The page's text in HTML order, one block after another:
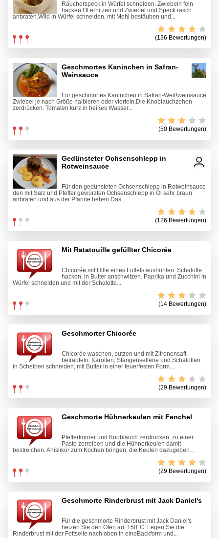
Räucherspeck in Würfel schneiden. Zwiebeln fein
hacken.Öl erhitzen und Zwiebel und Speck rasch
anbraten.Wild in Würfel schneiden, mit Mehl bestäuben und...
(136 Bewertungen)
Geschmortes Kaninchen in Safran-
Weinsauce
Für geschmortes Kaninchen in Safran-Weißweinsauce
Zwiebel je nach Größe halbieren oder vierteln.Die Knoblauchzehen
zerdrücken. Tomaten kurz in heißes Wasser...
(50 Bewertungen)
Gedünsteter Ochsenschlepp in
Rotweinsauce
Für den gedünsteten Ochsenschlepp in Rotweinsauce
den mit Salz und Pfeffer gewürzten Ochsenschlepp in Öl sehr braun
anbraten und aus der Pfanne heben.Das...
(126 Bewertungen)
Mit Ratatouille gefüllter Chicorée
Chicorée mit Hilfe eines Löffels aushöhlen. Schalotte
hacken, in Butter anschwitzen. Paprika und Zucchini in
Würfel schneiden und mit der Schalotte...
(14 Bewertungen)
Geschmorter Chicorée
Chicorée waschen, putzen und mit Zitronensaft
beträufeln. Karotten, Stangensellerie und Schalotten
in Scheiben schneiden, mit Butter in einer feuerfesten Form...
(29 Bewertungen)
Geschmorte Hühnerkeulen mit Fenchel
Pfefferkörner und Knoblauch zerdrücken, zu einer
Paste zerreiben und die Hühnerkeulen damit
bestreichen. Anislikör zum Kochen bringen, die Keulen dazugeben...
(29 Bewertungen)
Geschmorte Rinderbrust mit Jack Daniel's
Für die geschmorte Rinderbrust mit Jack Daniel's
heizen Sie den Ofen auf 150°C. Legen Sie die
Rinderbrust mit der Fettseite nach oben in eineBackform und...